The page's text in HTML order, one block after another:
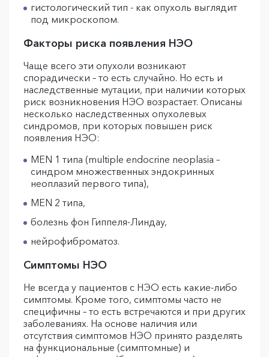
гистологический тип - как опухоль выглядит
под микроскопом.
Факторы риска появления НЭО
Чаще всего эти опухоли возникают
спорадически – то есть случайно. Но есть и
наследственные мутации, при наличии которых
риск возникновения НЭО возрастает. Описаны
несколько наследственных опухолевых
синдромов, при которых повышен риск
появления НЭО:
MEN 1 типа (multiple endocrine neoplasia –
синдром множественных эндокринных
неоплазий первого типа),
MEN 2 типа,
болезнь фон Гиппеля-Линдау,
нейрофиброматоз.
Симптомы НЭО
Не всегда у пациентов с НЭО есть какие-либо
симптомы. Кроме того, симптомы часто не
специфичны – то есть встречаются и при других
заболеваниях. На основе наличия или
отсутствия симптомов НЭО принято разделять
на функциональные (симптомные) и